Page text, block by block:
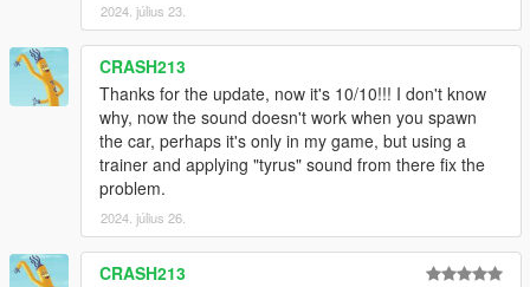
2024. július 23.
CRASH213
Thanks for the update, now it's 10/10!!! I don't know
why, now the sound doesn't work when you spawn
the car, perhaps it's only in my game, but using a
trainer and applying "tyrus" sound from there fix the
problem.
2024. július 26.
CRASH213